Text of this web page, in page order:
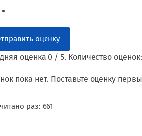
оценку
оценка 0 / 5. Количество оценок:
пока нет. Поставьте оценку
раз: 661